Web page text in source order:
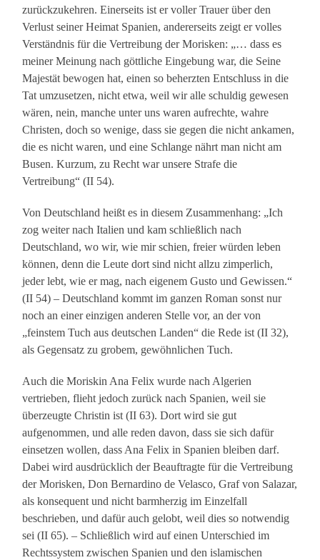
zurückzukehren. Einerseits ist er voller Trauer über den
Verlust seiner Heimat Spanien, andererseits zeigt er volles
Verständnis für die Vertreibung der Morisken: „… dass es
meiner Meinung nach göttliche Eingebung war, die Seine
Majestät bewogen hat, einen so beherzten Entschluss in die
Tat umzusetzen, nicht etwa, weil wir alle schuldig gewesen
wären, nein, manche unter uns waren aufrechte, wahre
Christen, doch so wenige, dass sie gegen die nicht ankamen,
die es nicht waren, und eine Schlange nährt man nicht am
Busen. Kurzum, zu Recht war unsere Strafe die
Vertreibung“ (II 54).
Von Deutschland heißt es in diesem Zusammenhang: „Ich
zog weiter nach Italien und kam schließlich nach
Deutschland, wo wir, wie mir schien, freier würden leben
können, denn die Leute dort sind nicht allzu zimperlich,
jeder lebt, wie er mag, nach eigenem Gusto und Gewissen.“
(II 54) – Deutschland kommt im ganzen Roman sonst nur
noch an einer einzigen anderen Stelle vor, an der von
„feinstem Tuch aus deutschen Landen“ die Rede ist (II 32),
als Gegensatz zu grobem, gewöhnlichen Tuch.
Auch die Moriskin Ana Felix wurde nach Algerien
vertrieben, flieht jedoch zurück nach Spanien, weil sie
überzeugte Christin ist (II 63). Dort wird sie gut
aufgenommen, und alle reden davon, dass sie sich dafür
einsetzen wollen, dass Ana Felix in Spanien bleiben darf.
Dabei wird ausdrücklich der Beauftragte für die Vertreibung
der Morisken, Don Bernardino de Velasco, Graf von Salazar,
als konsequent und nicht barmherzig im Einzelfall
beschrieben, und dafür auch gelobt, weil dies so notwendig
sei (II 65). – Schließlich wird auf einen Unterschied im
Rechtssystem zwischen Spanien und den islamischen